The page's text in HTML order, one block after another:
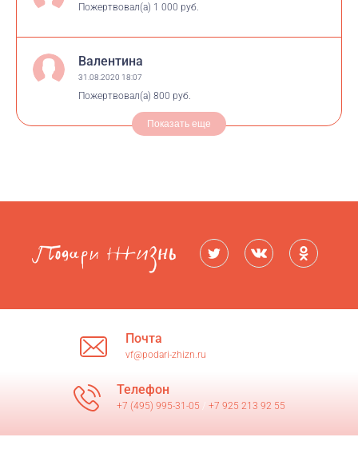
Пожертвовал(а) 1 000 руб.
Валентина
31.08.2020 18:07
Пожертвовал(а) 800 руб.
Показать еще
Почта
vf@podari-zhizn.ru
Телефон
+7 (495) 995-31-05 +7 925 213 92 55